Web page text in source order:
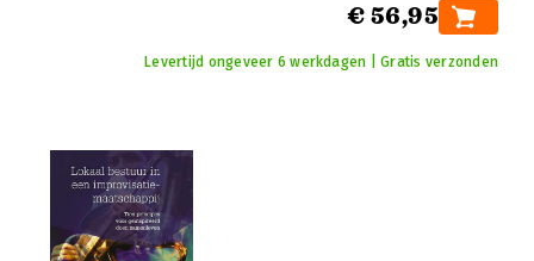
€ 56,95
Levertijd ongeveer 6 werkdagen | Gratis verzonden